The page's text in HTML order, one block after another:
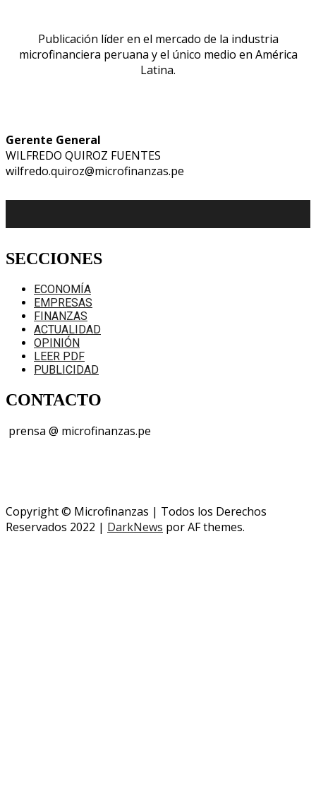
Publicación líder en el mercado de la industria
microfinanciera peruana y el único medio en América
Latina.
Gerente General
WILFREDO QUIROZ FUENTES
wilfredo.quiroz@microfinanzas.pe
SECCIONES
ECONOMÍA
EMPRESAS
FINANZAS
ACTUALIDAD
OPINIÓN
LEER PDF
PUBLICIDAD
CONTACTO
prensa @ microfinanzas.pe
Copyright © Microfinanzas | Todos los Derechos
Reservados 2022 | DarkNews por AF themes.